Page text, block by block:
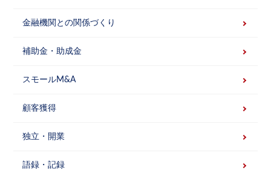
金融機関との関係づくり
補助金・助成金
スモールM&A
顧客獲得
独立・開業
語録・記録